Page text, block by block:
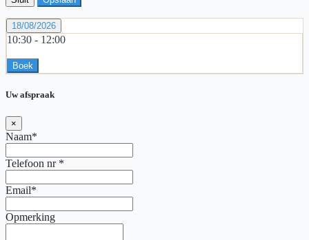
18/08/2026
10:30 - 12:00
Boek
Uw afspraak
×
Naam*
Telefoon nr *
Email*
Opmerking